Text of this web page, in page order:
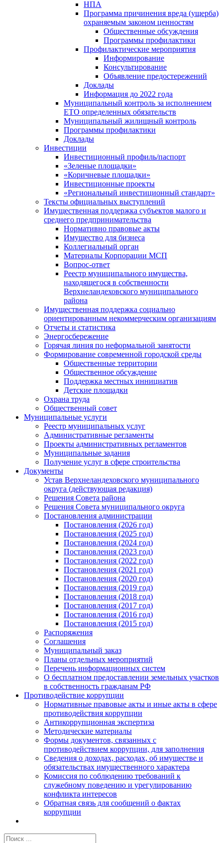
НПА
Программа причинения вреда (ущерба)
охраняемым законом ценностям
Общественные обсуждения
Программы профилактики
Профилактические мероприятия
Информирование
Консультирование
Объявление предостережений
Доклады
Информация до 2022 года
Муниципальный контроль за исполнением
ЕТО определенных обязательств
Муниципальный жилищный контроль
Программы профилактики
Доклады
Инвестиции
Инвестиционный профиль/паспорт
«Зеленые площадки»
«Коричневые площадки»
Инвестиционные проекты
«Региональный инвестиционный стандарт»
Тексты официальных выступлений
Имущественная поддержка субъектов малого и
среднего предпринимательства
Нормативно правовые акты
Имущество для бизнеса
Коллегиальный орган
Материалы Корпорации МСП
Вопрос-ответ
Реестр муниципального имущества,
находящегося в собственности
Верхнеландеховского муниципального
района
Имущественная поддержка социально
ориентированным некоммерческим организациям
Отчеты и статистика
Энергосбережение
Горячая линия по неформальной занятости
Формирование современной городской среды
Общественные территории
Общественное обсуждение
Поддержка местных иннициатив
Детские площадки
Охрана труда
Общественный совет
Муниципальные услуги
Реестр муниципальных услуг
Административные регламенты
Проекты административных регламентов
Муниципальные задания
Получение услуг в сфере строительства
Документы
Устав Верхнеландеховского муниципального
округа (действующая редакция)
Решения Совета района
Решения Совета муниципального округа
Постановления администрации
Постановления (2026 год)
Постановления (2025 год)
Постановления (2024 год)
Постановления (2023 год)
Постановления (2022 год)
Постановления (2021 год)
Постановления (2020 год)
Постановления (2019 год)
Постановления (2018 год)
Постановления (2017 год)
Постановления (2016 год)
Постановления (2015 год)
Распоряжения
Соглашения
Муниципальный заказ
Планы отдельных мероприятий
Перечень информационных систем
О бесплатном предоставлении земельных участков
в собственность гражданам РФ
Противодействие коррупции
Нормативные правовые акты и иные акты в сфере
противодействия коррупции
Антикоррупционная экспертиза
Методические материалы
Формы документов, связанных с
противодействием коррупции, для заполнения
Сведения о доходах, расходах, об имуществе и
обязательствах имущественного характера
Комиссия по соблюдению требований к
служебному поведению и урегулированию
конфликта интересов
Обратная связь для сообщений о фактах
коррупции
Результат